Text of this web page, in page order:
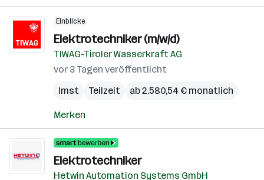
Einblicke
Elektrotechniker (m/w/d)
TIWAG-Tiroler Wasserkraft AG
vor 3 Tagen veröffentlicht
Imst
Teilzeit ab 2.580,54 € monatlich
Merken
Elektrotechniker
Hetwin Automation Systems GmbH